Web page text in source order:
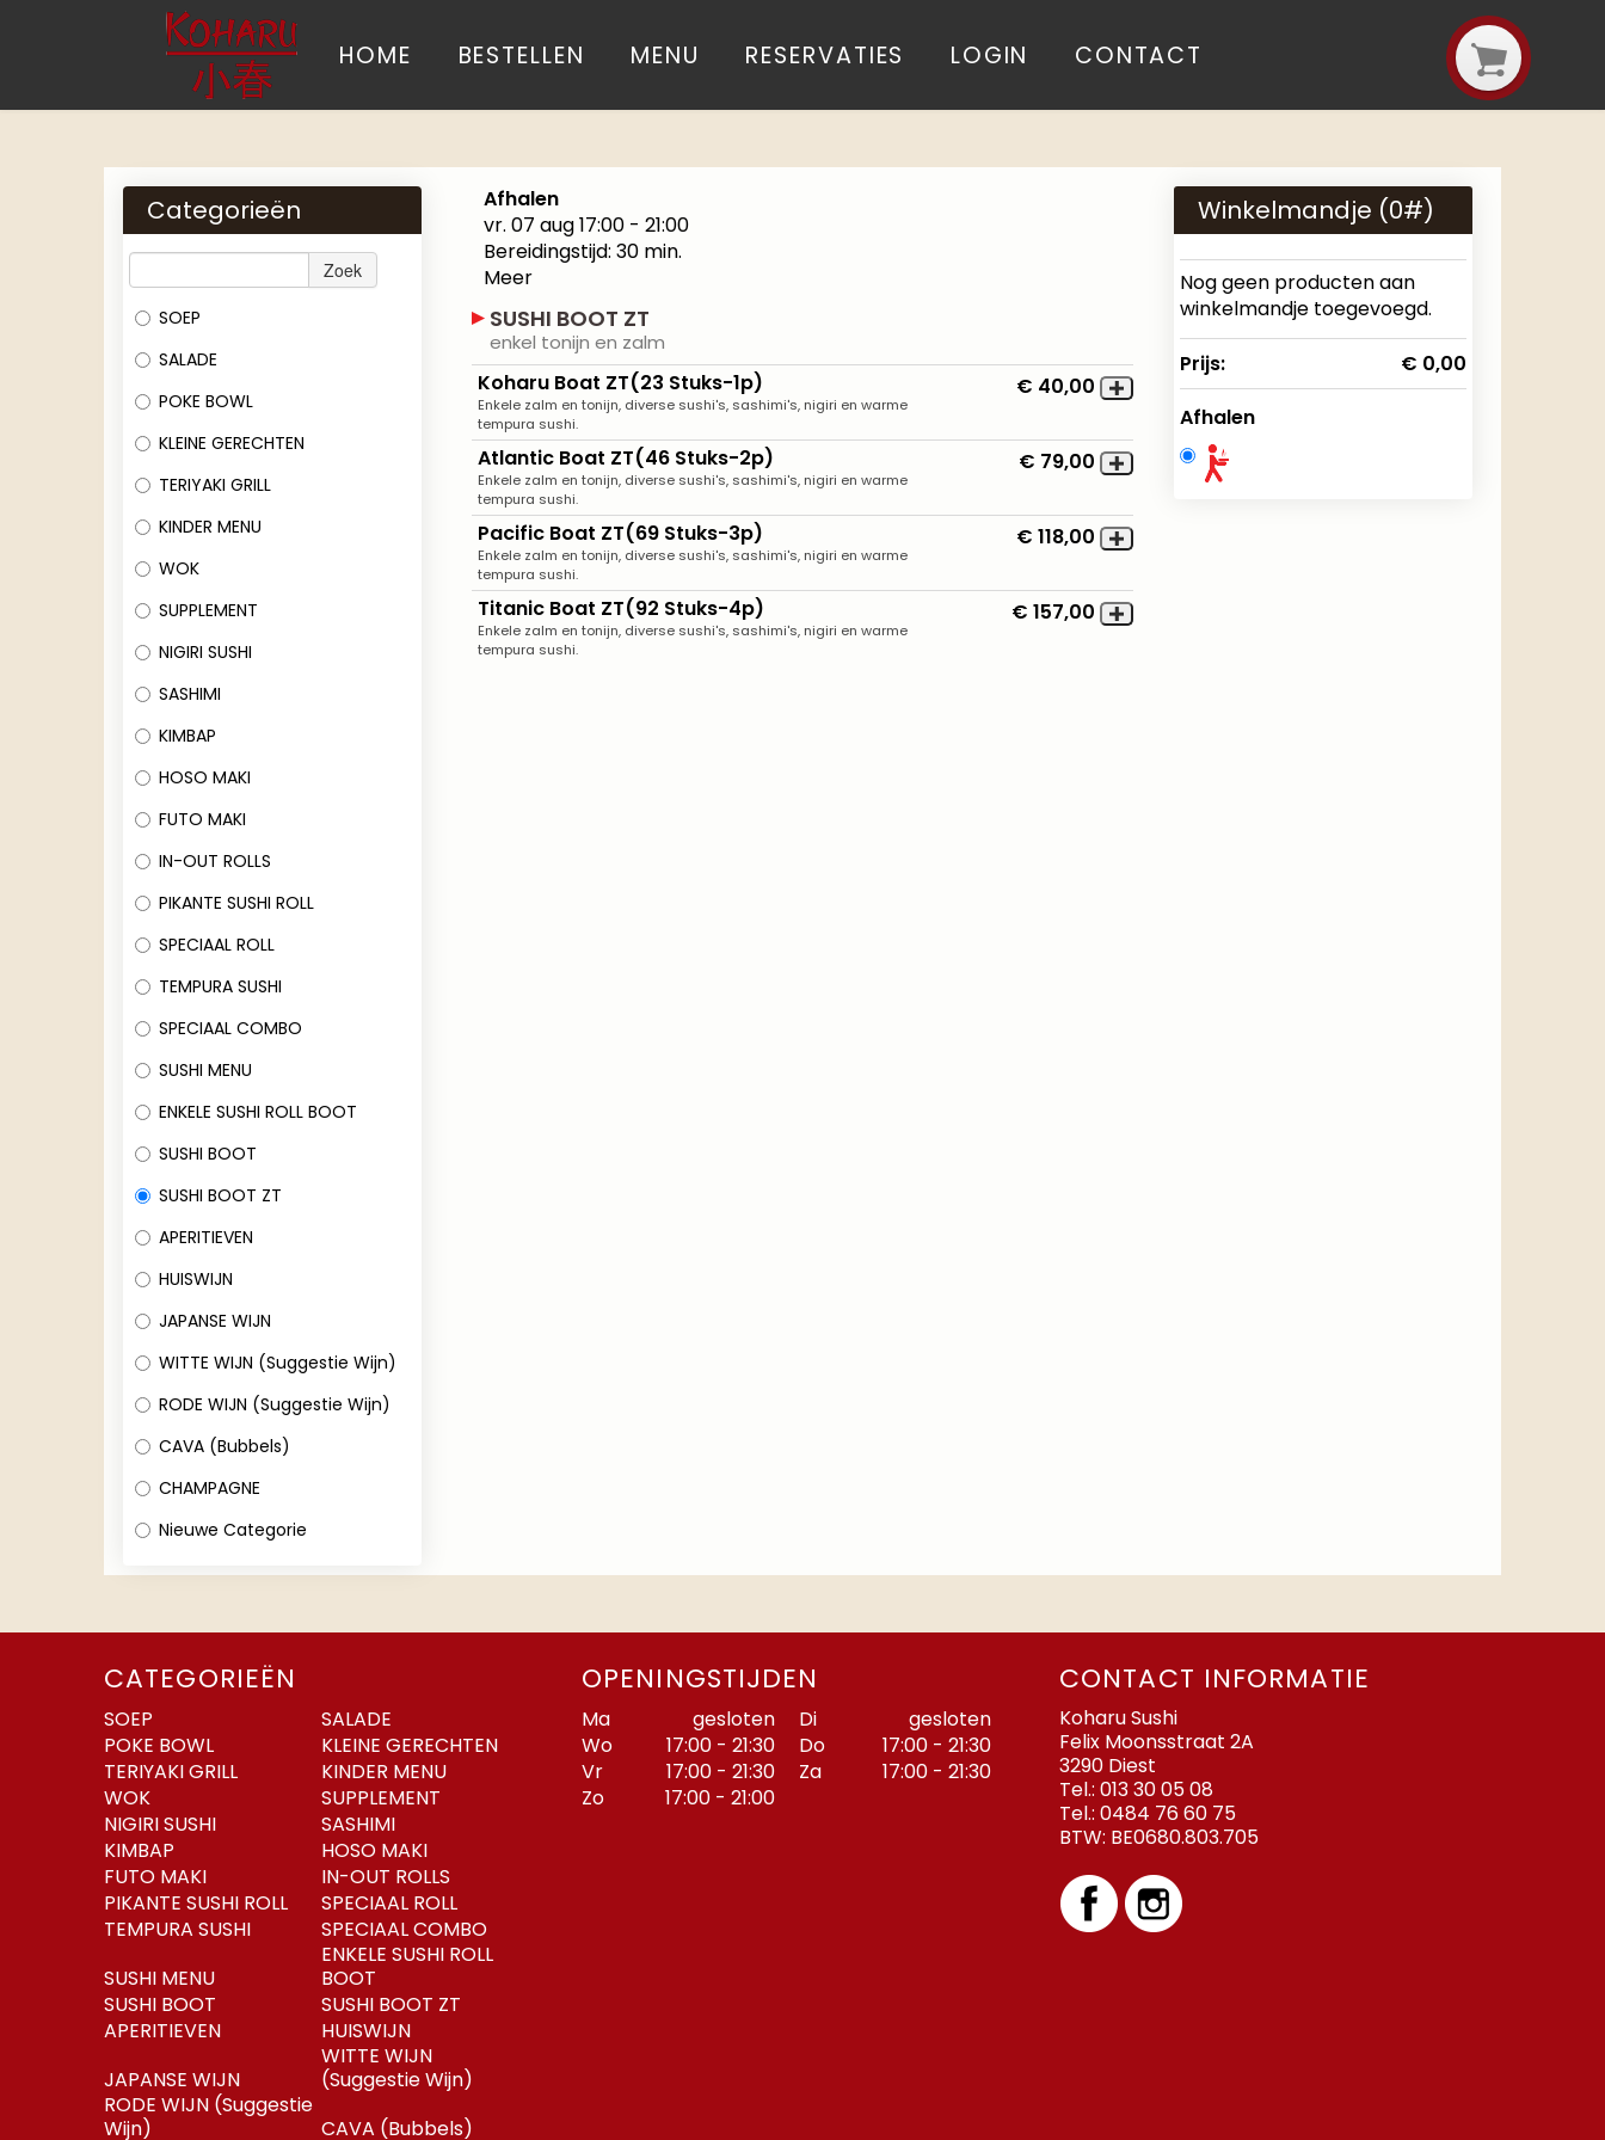
HOME BESTELLEN MENU RESERVATIES LOGIN CONTACT
Categorieën
Zoek
SOEP
SALADE
POKE BOWL
KLEINE GERECHTEN
TERIYAKI GRILL
KINDER MENU
WOK
SUPPLEMENT
NIGIRI SUSHI
SASHIMI
KIMBAP
HOSO MAKI
FUTO MAKI
IN-OUT ROLLS
PIKANTE SUSHI ROLL
SPECIAAL ROLL
TEMPURA SUSHI
SPECIAAL COMBO
SUSHI MENU
ENKELE SUSHI ROLL BOOT
SUSHI BOOT
SUSHI BOOT ZT
APERITIEVEN
HUISWIJN
JAPANSE WIJN
WITTE WIJN (Suggestie Wijn)
RODE WIJN (Suggestie Wijn)
CAVA (Bubbels)
CHAMPAGNE
Nieuwe Categorie
Afhalen
vr. 07 aug17:00 - 21:00
Bereidingstijd: 30 min.
Meer
SUSHI BOOT ZT
enkel tonijn en zalm
Koharu Boat ZT(23 Stuks-1p)
Enkele zalm en tonijn, diverse sushi's, sashimi's, nigiri en warme
tempura sushi.
€ 40,00
Atlantic Boat ZT(46 Stuks-2p)
Enkele zalm en tonijn, diverse sushi's, sashimi's, nigiri en warme
tempura sushi.
€ 79,00
Pacific Boat ZT(69 Stuks-3p)
Enkele zalm en tonijn, diverse sushi's, sashimi's, nigiri en warme
tempura sushi.
€ 118,00
Titanic Boat ZT(92 Stuks-4p)
Enkele zalm en tonijn, diverse sushi's, sashimi's, nigiri en warme
tempura sushi.
€ 157,00
Winkelmandje (0#)
Nog geen producten aan
winkelmandje toegevoegd.
Prijs:
€ 0,00
Afhalen
CATEGORIEËN
SOEP
SALADE
POKE BOWL
KLEINE GERECHTEN
TERIYAKI GRILL
KINDER MENU
WOK
SUPPLEMENT
NIGIRI SUSHI
SASHIMI
KIMBAP
HOSO MAKI
FUTO MAKI
IN-OUT ROLLS
PIKANTE SUSHI ROLL
SPECIAAL ROLL
TEMPURA SUSHI
SPECIAAL COMBO
SUSHI MENU
ENKELE SUSHI ROLL
BOOT
SUSHI BOOT
SUSHI BOOT ZT
APERITIEVEN
HUISWIJN
JAPANSE WIJN
WITTE WIJN
(Suggestie Wijn)
RODE WIJN (Suggestie
Wijn)
CAVA (Bubbels)
OPENINGSTIJDEN
Ma gesloten Di
gesloten
Wo
17:00 - 21:30 Do
17:00 - 21:30
Vr
17:00 - 21:30 Za
17:00 - 21:30
Zo
17:00 - 21:00
CONTACT INFORMATIE
Koharu Sushi
Felix Moonsstraat 2A
3290 Diest
Tel.: 013 30 05 08
Tel.: 0484 76 60 75
BTW: BE0680.803.705